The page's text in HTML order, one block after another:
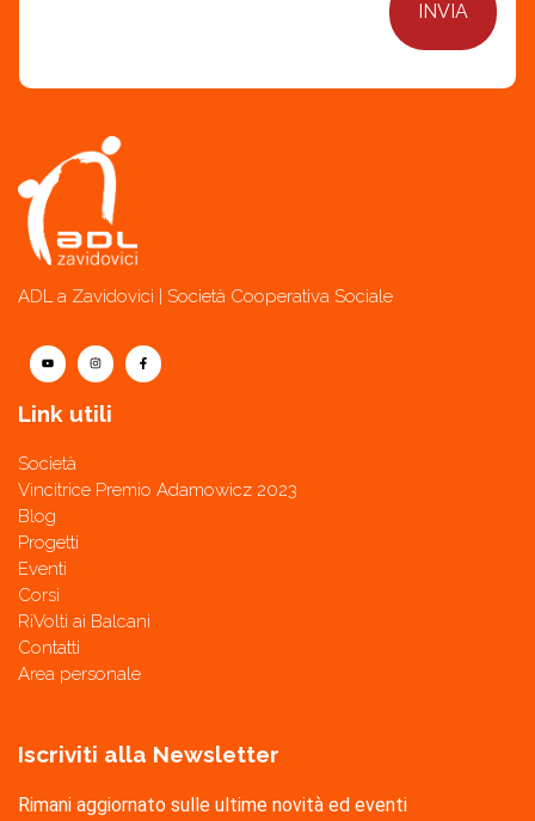
ADL a Zavidovici | Società Cooperativa Sociale
Link utili
Società
Vincitrice Premio Adamowicz 2023
Blog
Progetti
Eventi
Corsi
RiVolti ai Balcani
Contatti
Area personale
Iscriviti alla Newsletter
Rimani aggiornato sulle ultime novità ed eventi